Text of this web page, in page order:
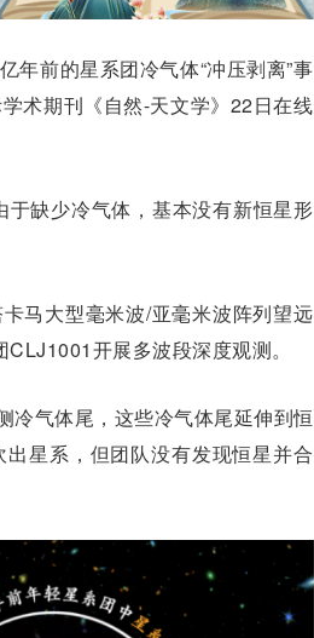
年前的星系团冷气体“冲压剥离”事
术期刊《自然-天文学》22日在线
缺少冷气体，基本没有新恒星形
马大型毫米波/亚毫米波阵列望远
开展多波段深度观测。
冷气体尾，这些冷气体尾延伸到恒
星系，但团队没有发现恒星并合